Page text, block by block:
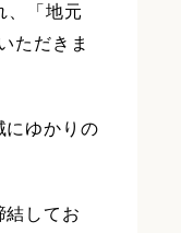
、「地元
ただきま
にゆかりの
結してお